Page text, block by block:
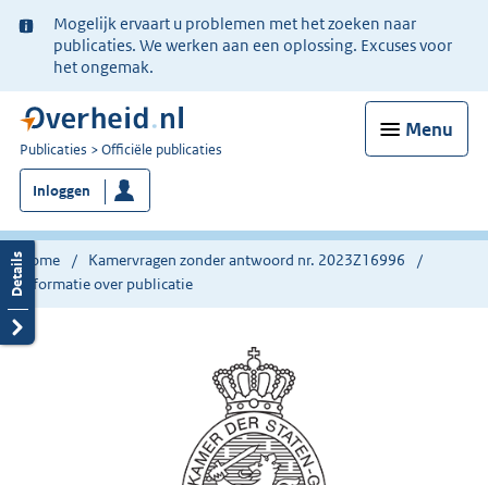
Ter
informatie:
Mogelijk ervaart u problemen met het zoeken naar
publicaties. We werken aan een oplossing. Excuses voor
het ongemak.
Menu
U
bent
nu
hier:
Publicaties Officiële publicaties
Inloggen
Home
Kamervragen zonder antwoord nr. 2023Z16996
Informatie over publicatie